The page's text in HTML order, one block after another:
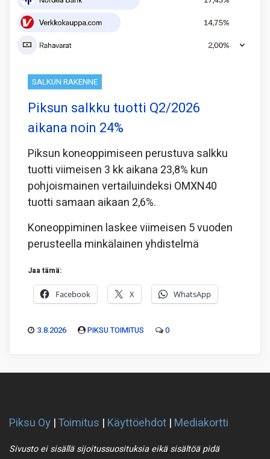
SALKUN RAKENNE
Piksun salkku tuotti Q2/2026
aikana noin 24%
Piksun koneoppimiseen perustuva salkku
tuotti viimeisen 3 kk aikana 23,8% kun
pohjoismainen vertailuindeksi OMXN40
tuotti samaan aikaan 2,6%.
Koneoppiminen laskee viimeisen 5 vuoden
perusteella minkälainen yhdistelmä
Jaa tämä:
Facebook X WhatsApp
3.8.2026 PIKSU TOIMITUS 0
Piksu Oy |Toimitus | Käyttöehdot | Mediakortti
Sivusto ei sisällä sijoitussuosituksia eikä sisältöä pidä